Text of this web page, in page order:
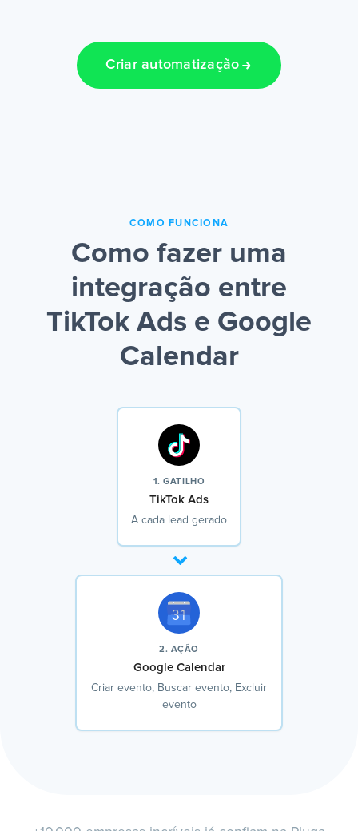
Criar automatização
COMO FUNCIONA
Como fazer uma
integração entre
TikTok Ads e Google
Calendar
1. GATILHO
TikTok Ads
A cada lead gerado
2. AÇÃO
Google Calendar
Criar evento, Buscar evento, Excluir
evento